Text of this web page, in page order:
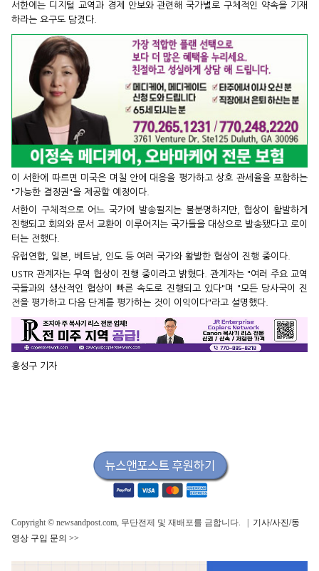
서한에는 디지털 교역과 경제 안보와 관련해 국가별로 구체적인 약속을 기재
하라는 요구도 담겼다.
이 서한에 따르면 미국은 며칠 안에 대응을 평가하고 상호 관세율을 포함하는
"가능한 결정권"을 제공할 예정이다.
서한이 구체적으로 어느 국가에 발송될지는 불분명하지만, 협상이 활발하게
진행되고 회의와 문서 교환이 이루어지는 국가들을 대상으로 발송됐다고 로이
터는 전했다.
유럽연합, 일본, 베트남, 인도 등 여러 국가와 활발한 협상이 진행 중이다.
USTR 관계자는 무역 협상이 진행 중이라고 밝혔다. 관계자는 "여러 주요 교역
국들과의 생산적인 협상이 빠른 속도로 진행되고 있다"며 "모든 당사국이 진
전을 평가하고 다음 단계를 평가하는 것이 이익이다"라고 설명했다.
홍성구 기자
Copyright © newsandpost.com, 무단전제 및 재배포를 금합니다. | 기사/사진/동
영상 구입 문의 >>